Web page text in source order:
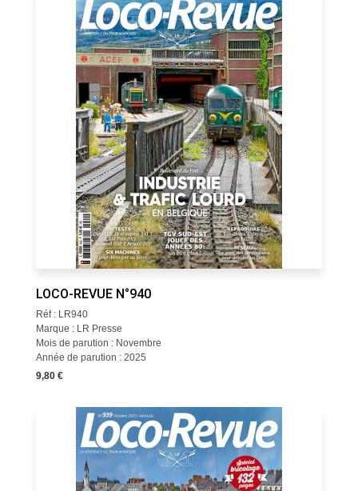
LOCO-REVUE N°940
Réf : LR940
Marque : LR Presse
Mois de parution : Novembre
Année de parution : 2025
9,80 €